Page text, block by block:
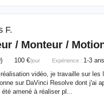
F.
/ Monteur /
100 €/jour Expérience : 1-3 ans
vidéo, je travaille sur
sur DaVinci Resolve dont j'ai
été amené à réaliser pl...